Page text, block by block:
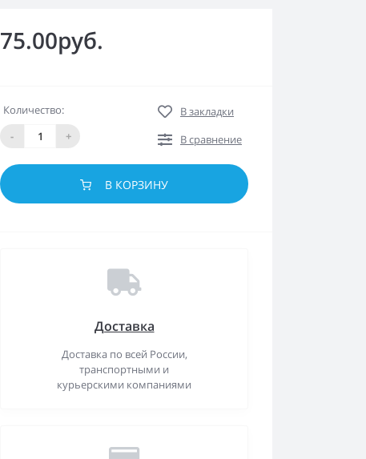
75.00руб.
Количество:
-
+
В закладки
В сравнение
В КОРЗИНУ
Доставка
Доставка по всей России,
транспортными и
курьерскими компаниями